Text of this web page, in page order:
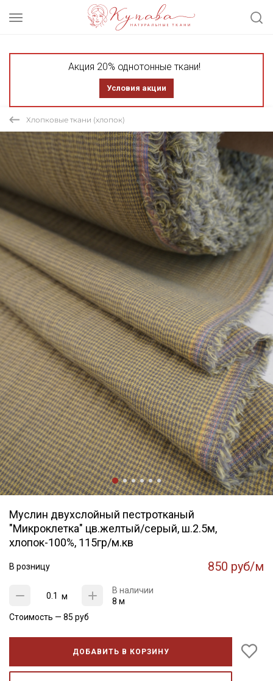
Акция 20% однотонные ткани!
Условия акции
Хлопковые ткани (хлопок)
Муслин двухслойный пестротканый
"Микроклетка" цв.желтый/серый, ш.2.5м,
хлопок-100%, 115гр/м.кв
В розницу 850 руб/м
м
В наличии
8 м
Стоимость — 85 руб
ДОБАВИТЬ В КОРЗИНУ